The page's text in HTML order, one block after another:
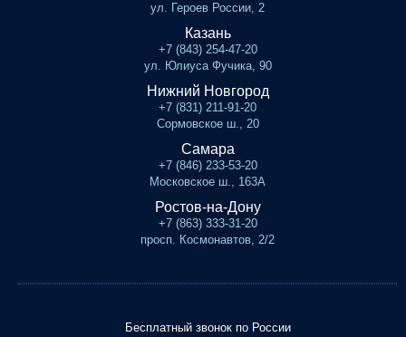
ул. Героев России, 2
Казань
+7 (843) 254-47-20
ул. Юлиуса Фучика, 90
Нижний Новгород
+7 (831) 211-91-20
Сормовское ш., 20
Самара
+7 (846) 233-53-20
Московское ш., 163А
Ростов-на-Дону
+7 (863) 333-31-20
просп. Космонавтов, 2/2
Бесплатный звонок по России